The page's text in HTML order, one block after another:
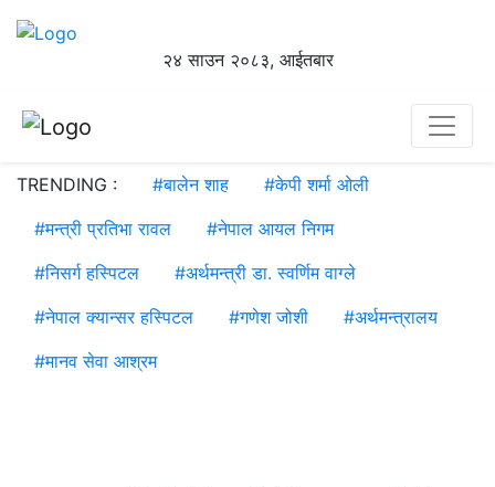
२४ साउन २०८३, आईतबार
TRENDING : #बालेन शाह #केपी शर्मा ओली
#मन्त्री प्रतिभा रावल #नेपाल आयल निगम
#निसर्ग हस्पिटल #अर्थमन्त्री डा. स्वर्णिम वाग्ले
#नेपाल क्यान्सर हस्पिटल #गणेश जोशी #अर्थमन्त्रालय
#मानव सेवा आश्रम